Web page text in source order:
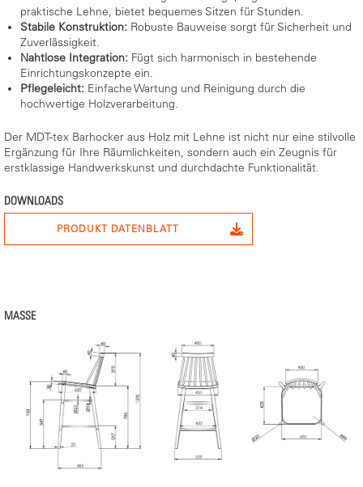
praktische Lehne, bietet bequemes Sitzen für Stunden.
Stabile Konstruktion: Robuste Bauweise sorgt für Sicherheit und
Zuverlässigkeit.
Nahtlose Integration: Fügt sich harmonisch in bestehende
Einrichtungskonzepte ein.
Pflegeleicht: Einfache Wartung und Reinigung durch die
hochwertige Holzverarbeitung.
Der MDT-tex Barhocker aus Holz mit Lehne ist nicht nur eine stilvolle
Ergänzung für Ihre Räumlichkeiten, sondern auch ein Zeugnis für
erstklassige Handwerkskunst und durchdachte Funktionalität.
DOWNLOADS
PRODUKT DATENBLATT
MASSE